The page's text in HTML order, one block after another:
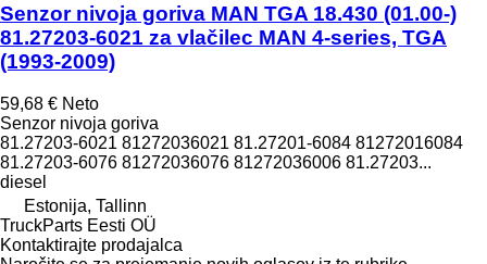
Senzor nivoja goriva MAN TGA 18.430 (01.00-)
81.27203-6021 za vlačilec MAN 4-series, TGA
(1993-2009)
59,68 € Neto
Senzor nivoja goriva
81.27203-6021 81272036021 81.27201-6084 81272016084
81.27203-6076 81272036076 81272036006 81.27203...
diesel
Estonija, Tallinn
TruckParts Eesti OÜ
Kontaktirajte prodajalca